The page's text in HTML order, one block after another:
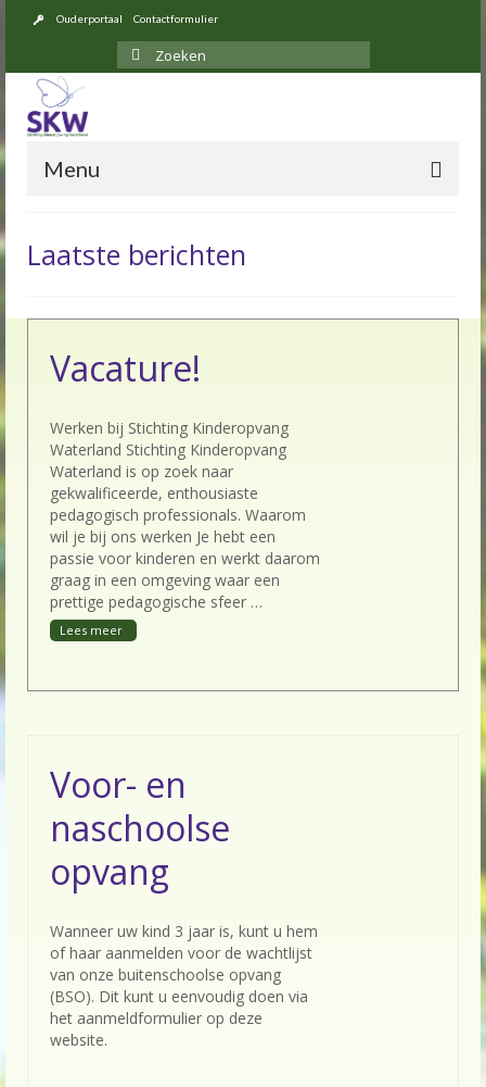
Ouderportaal Contactformulier
Zoeken
naar:
Menu
Over ons
Opvang
Locaties
Inschrijven
OC-SKW & agenda OC-vergadering dinsdag
30 juni 2026
F.A.Q.
Nieuws
Laatste berichten
Vacature!
Werken bij Stichting Kinderopvang
Waterland Stichting Kinderopvang
Waterland is op zoek naar
gekwalificeerde, enthousiaste
pedagogisch professionals. Waarom
wil je bij ons werken Je hebt een
passie voor kinderen en werkt daarom
graag in een omgeving waar een
prettige pedagogische sfeer …
Voor- en
naschoolse
opvang
Wanneer uw kind 3 jaar is, kunt u hem
of haar aanmelden voor de wachtlijst
van onze buitenschoolse opvang
(BSO). Dit kunt u eenvoudig doen via
het aanmeldformulier op deze
website.